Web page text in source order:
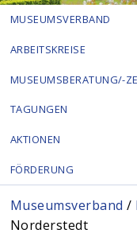
MUSEUMSVERBAND
ARBEITSKREISE
MUSEUMSBERATUNG/-
TAGUNGEN
AKTIONEN
FÖRDERUNG
Sie sind
Museumsverband /
Norderstedt